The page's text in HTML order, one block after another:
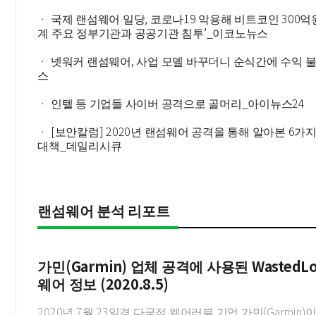
ㆍ 국제 랜섬웨어 일당, 코로나19 악용해 비트코인 300
계 주요 정부기관과 공공기관 침투’_이코노뉴스
ㆍ 넷워커 랜섬웨어, 사업 모델 바꾸더니 순식간에 수익
스
ㆍ 인텔 등 기업들 사이버 공격으로 골머리_아이뉴스24
ㆍ [보안칼럼] 2020년 랜섬웨어 공격을 통해 알아본 6가
대책_데일리시큐
랜섬웨어 분석 리포트
가민(Garmin) 업체 공격에 사용된
웨어 정보 (2020.8.5)